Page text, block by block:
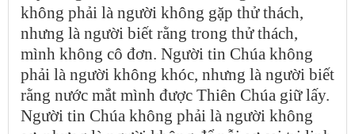
không phải là người không gặp thử thách,
nhưng là người biết rằng trong thử thách,
mình không cô đơn. Người tin Chúa không
phải là người không khóc, nhưng là người biết
rằng nước mắt mình được Thiên Chúa giữ lấy.
Người tin Chúa không phải là người không